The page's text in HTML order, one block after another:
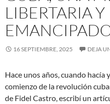
LIBERTARIA Y
16 SEPTIEMBRE, 2025 DEJA
Hace unos años, cuando hacía
comienzo de la revolución
de Fidel Castro, escribí un